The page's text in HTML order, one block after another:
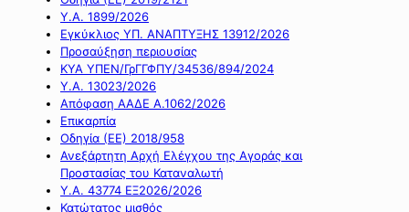
Υ.Α. 1899/2026
Εγκύκλιος ΥΠ. ΑΝΑΠΤΥΞΗΣ 13912/2026
Προσαύξηση περιουσίας
ΚΥΑ ΥΠΕΝ/ΓρΓΓΦΠΥ/34536/894/2024
Υ.Α. 13023/2026
Απόφαση ΑΑΔΕ Α.1062/2026
Επικαρπία
Οδηγία (ΕΕ) 2018/958
Ανεξάρτητη Αρχή Ελέγχου της Αγοράς και
Προστασίας του Καταναλωτή
Υ.Α. 43774 ΕΞ2026/2026
Κατώτατος μισθός